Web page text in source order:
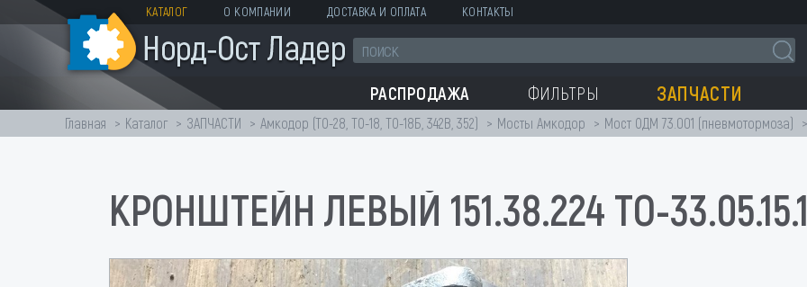
КАТАЛОГ О КОМПАНИИ ДОСТАВКА И ОПЛАТА КОНТАКТЫ
РАСПРОДАЖА ФИЛЬТРЫ ЗАПЧАСТИ
Главная Каталог ЗАПЧАСТИ Амкодор (ТО-28, ТО-18, ТО-18Б, 342В, 352) Мосты Амкодор Мост ОДМ 73.001 (пневмотормоза)
КРОНШТЕЙН ЛЕВЫЙ 151.38.224 ТО-